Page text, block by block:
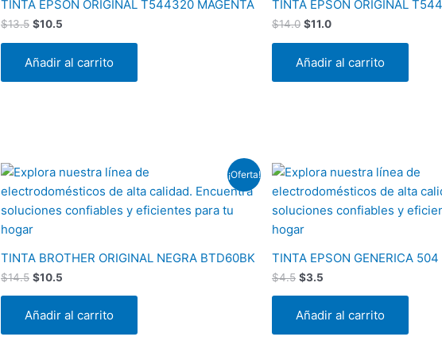
TINTA EPSON ORIGINAL T544320 MAGENTA
$13.5 $10.5
Añadir al carrito
TINTA EPSON ORIGINAL
$14.0 $11.0
Añadir al carrito
¡Oferta!
TINTA BROTHER ORIGINAL NEGRA BTD60BK
$14.5
El
precio
original
era:
$10.5
El
precio
actual
es:
Añadir al carrito
TINTA EPSON GENERICA
$4.5
El
precio
original
era:
$3.5
El
precio
actual
es:
Añadir al carrito